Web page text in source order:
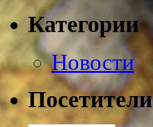
Категории
Новости
Посетители